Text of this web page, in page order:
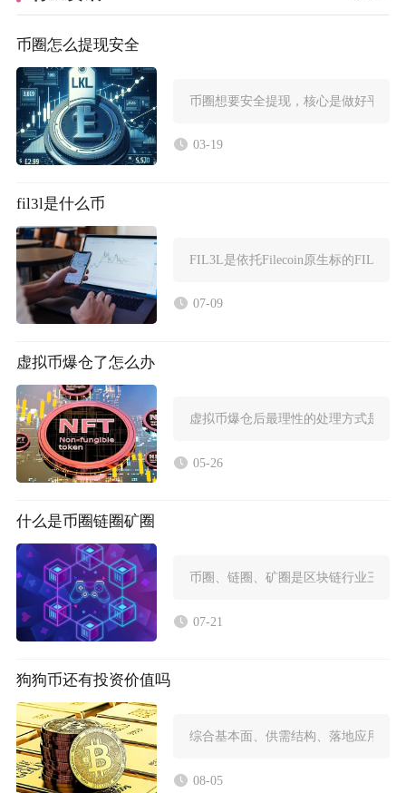
币圈怎么提现安全
币圈想要安全提现，核心是做好平台
03-19
fil3l是什么币
FIL3L是依托Filecoin原生标的FIL发
07-09
虚拟币爆仓了怎么办
虚拟币爆仓后最理性的处理方式是立
05-26
什么是币圈链圈矿圈
币圈、链圈、矿圈是区块链行业三大
07-21
狗狗币还有投资价值吗
综合基本面、供需结构、落地应用与
08-05